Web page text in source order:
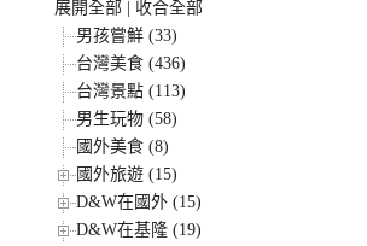
展開全部
收合全部
男孩嘗鮮 (33)
台灣美食 (436)
台灣景點 (113)
男生玩物 (58)
國外美食 (8)
國外旅遊 (15)
D&W在國外 (15)
D&W在基隆 (19)